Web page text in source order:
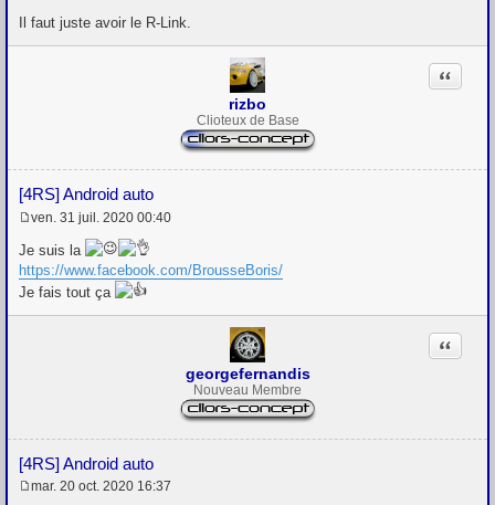
g
Il faut juste avoir le R-Link.
rizbo
Clioteux de Base
[4RS] Android auto
Citation
e
s
s
a
ven. 31 juil. 2020 00:40
Je suis la
https://www.facebook.com/BrousseBoris/
Je fais tout ça
georgefernandis
Nouveau Membre
[4RS] Android auto
Citation
mar. 20 oct. 2020 16:37